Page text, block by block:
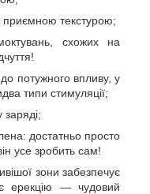
приємною текстурою;
схожих на
потужного впливу, у
типи стимуляції;
достатньо просто
усе зробить сам!
зони забезпечує
ерекцію — чудовий